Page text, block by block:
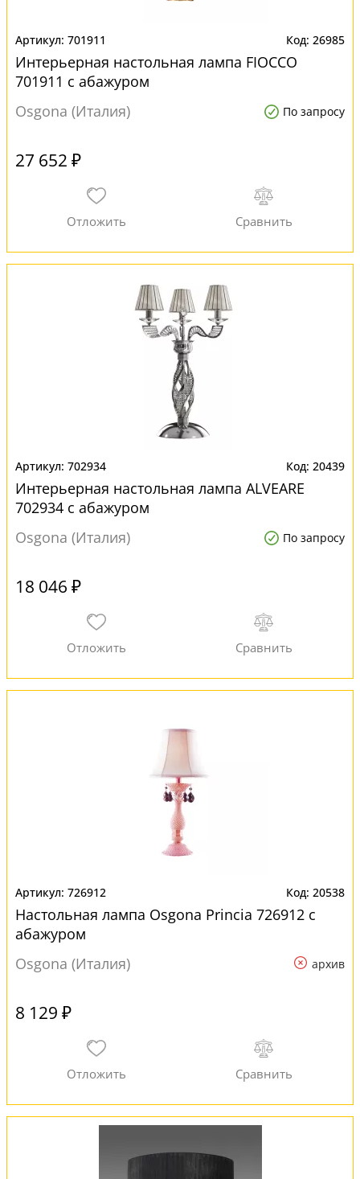
701911 26985
Интерьерная настольная лампа FIOCCO
701911 с абажуром
Osgona (Италия)
По запросу
27 652 ₽
702934 20439
Интерьерная настольная лампа ALVEARE
702934 с абажуром
Osgona (Италия)
По запросу
18 046 ₽
726912 20538
Настольная лампа Osgona Princia 726912 с
абажуром
Osgona (Италия)
архив
8 129 ₽